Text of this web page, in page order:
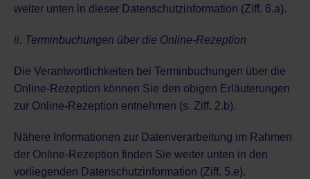
weiter unten in dieser Datenschutzinformation (Ziff. 6.a).
ii. Terminbuchungen über die Online-Rezeption
Die Verantwortlichkeiten bei Terminbuchungen über die
Online-Rezeption können Sie den obigen Erläuterungen
zur Online-Rezeption entnehmen (s. Ziff. 2.b).
Nähere Informationen zur Datenverarbeitung im Rahmen
der Online-Rezeption finden Sie weiter unten in den
vorliegenden Datenschutzinformation (Ziff. 5.e).